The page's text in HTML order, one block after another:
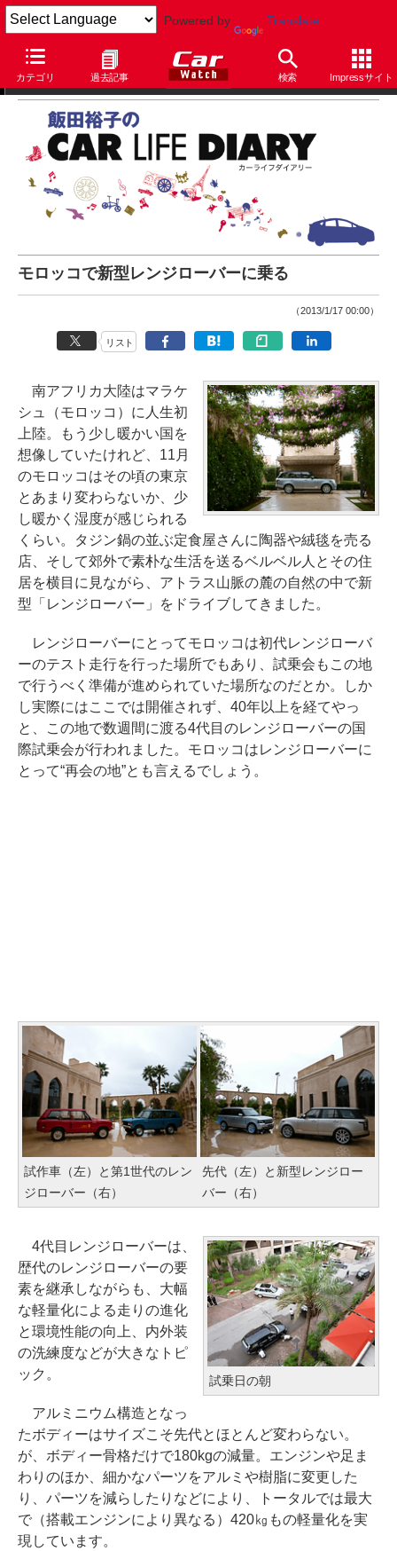
Powered by Translate
カテゴリ 過去記事 検索 Impressサイト
飯田裕子のCar Life Diary
モロッコで新型レンジローバーに乗る
（2013/1/17 00:00）
リスト
南アフリカ大陸はマラケ
シュ（モロッコ）に人生初
上陸。もう少し暖かい国を
想像していたけれど、11月
のモロッコはその頃の東京
とあまり変わらないか、少
し暖かく湿度が感じられる
くらい。タジン鍋の並ぶ定食屋さんに陶器や絨毯を売る
店、そして郊外で素朴な生活を送るベルベル人とその住
居を横目に見ながら、アトラス山脈の麓の自然の中で新
型「レンジローバー」をドライブしてきました。
レンジローバーにとってモロッコは初代レンジローバ
ーのテスト走行を行った場所でもあり、試乗会もこの地
で行うべく準備が進められていた場所なのだとか。しか
し実際にはここでは開催されず、40年以上を経てやっ
と、この地で数週間に渡る4代目のレンジローバーの国
際試乗会が行われました。モロッコはレンジローバーに
とって“再会の地”とも言えるでしょう。
試作車（左）と第1世代のレン
ジローバー（右）
先代（左）と新型レンジロー
バー（右）
試乗日の朝
4代目レンジローバーは、
歴代のレンジローバーの要
素を継承しながらも、大幅
な軽量化による走りの進化
と環境性能の向上、内外装
の洗練度などが大きなトピ
ック。
アルミニウム構造となっ
たボディーはサイズこそ先代とほとんど変わらない。
が、ボディー骨格だけで180kgの減量。エンジンや足ま
わりのほか、細かなパーツをアルミや樹脂に変更した
り、パーツを減らしたりなどにより、トータルでは最大
で（搭載エンジンにより異なる）420㎏もの軽量化を実
現しています。